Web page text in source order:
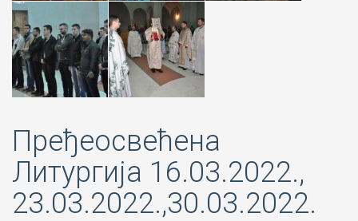
Пређеосвећена
Литургија 16.03.2022.,
23.03.2022.,30.03.2022.